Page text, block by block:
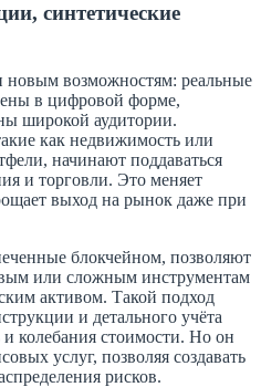
синтетические
новым возможностям: реальные
в цифровой форме,
широкой аудитории.
как недвижимость или
начинают поддаваться
и торговли. Это меняет
выход на рынок даже при
блокчейном, позволяют
или сложным инструментам
активом. Такой подход
и детального учёта
колебания стоимости. Но он
услуг, позволяя создавать
рисков.